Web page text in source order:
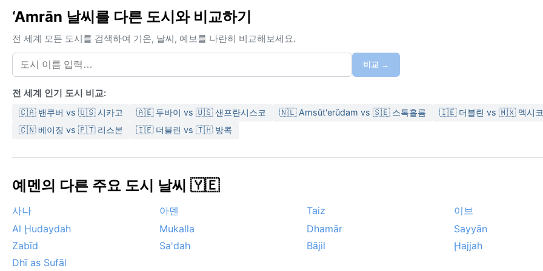
‘Amrān 날씨를 다른 도시와 비교하기
전 세계 모든 도시를 검색하여 기온, 날씨, 예보를 나란히 비교해보세요.
비교 →
전 세계 인기 도시 비교:
🇨🇦 밴쿠버 vs 🇺🇸 시카고 🇦🇪 두바이 vs 🇺🇸 샌프란시스코 🇳🇱 Amsŭt'erŭdam vs 🇸🇪 스톡홀름
🇮🇪 더블린 vs 🇲🇽 멕시
🇨🇳 베이징 vs 🇵🇹 리스본
🇮🇪 더블린 vs 🇹🇭 방콕
예멘의 다른 주요 도시 날씨 🇾🇪
사나 아덴 Taiz
이브
Al Ḩudaydah
Mukalla Dhamār
Sayyān
Zabīd
Sa'dah Bājil
Ḩajjah
Dhī as Sufāl